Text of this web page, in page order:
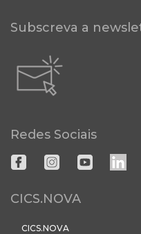
Subscreva a
Redes Sociais
CICS.NOVA
CICS.NOVA